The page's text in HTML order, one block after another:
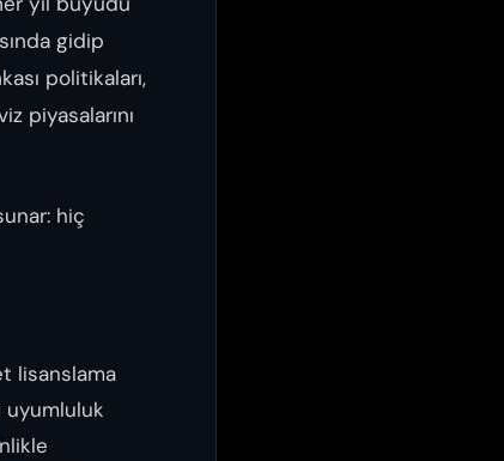
gidip
politikaları,
piyasalarını
hiç
lisanslama
uyumluluk